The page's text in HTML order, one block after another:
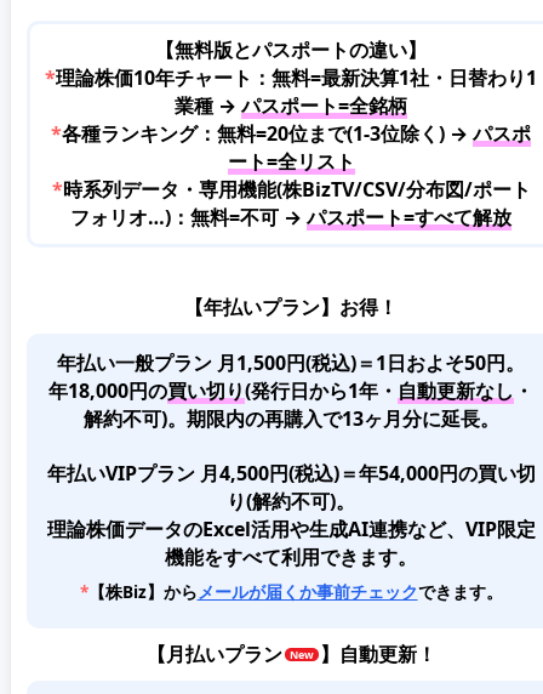
【無料版とパスポートの違い】
*理論株価10年チャート：無料=最新決算1社・日替わり1
業種 →パスポート=全銘柄
*各種ランキング：無料=20位まで(1-3位除く) →パスポ
ート=全リスト
*時系列データ・専用機能(株BizTV/CSV/分布図/ポート
フォリオ…)：無料=不可 →パスポート=すべて解放
【年払いプラン】お得！
年払い一般プラン 月1,500円(税込)＝1日およそ50円。
年18,000円の買い切り(発行日から1年・ 自動更新なし ・
解約不可)。期限内の再購入で13ヶ月分に延長。
年払いVIPプラン 月4,500円(税込)＝年54,000円の買い切
り(解約不可)。
理論株価データのExcel活用や生成AI連携など、VIP限定
機能をすべて利用できます。
*【株Biz】からメールが届くか事前チェックできます。
【月払いプラン 】自動更新！